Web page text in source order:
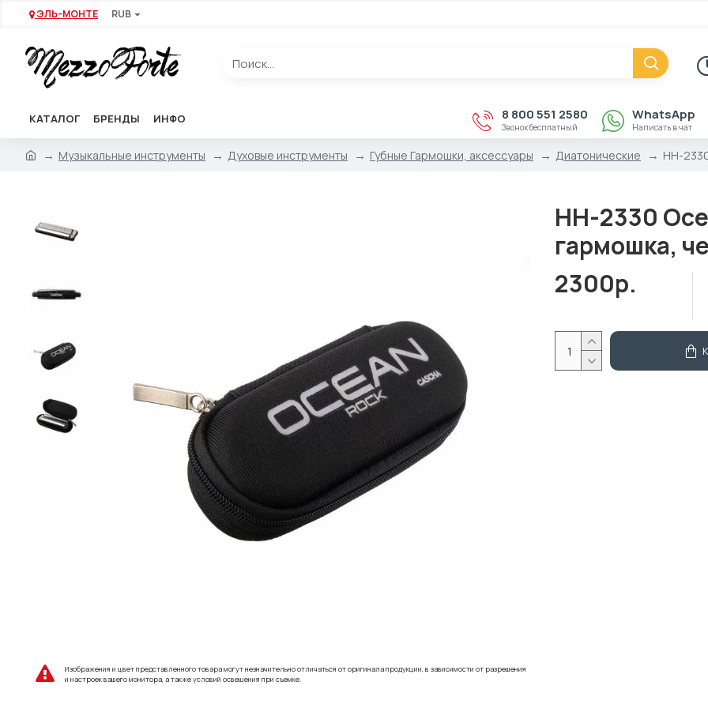
ЭЛЬ-МОНТЕ RUB
КАТАЛОГ БРЕНДЫ ИНФО 8 800 551 2580
Звонок бесплатный
WhatsApp
Написать в чат
Музыкальные инструменты Духовые инструменты Губные Гармошки, аксессуары Диатонические HH-
Изображения и цвет представленного товара могут незначительно отличаться от оригинала продукции, в зависимости от разрешения
и настроек вашего монитора, а также условий освещения при съемке.
HH-2330
гармошка,
2300р.